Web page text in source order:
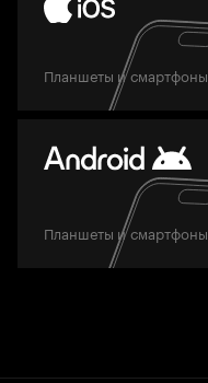
Планшеты и смартфоны
Планшеты и смартфоны